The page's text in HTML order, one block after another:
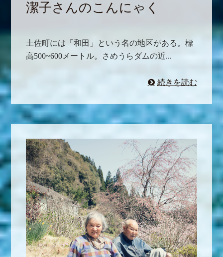
潔子さんのこんにゃく
土佐町には「和田」という名の地区がある。標
高500~600メートル。さめうらダムの近...
続きを読む